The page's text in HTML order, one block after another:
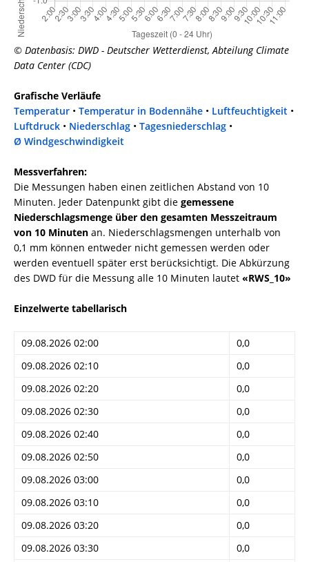
© Datenbasis: DWD - Deutscher Wetterdienst, Abteilung Climate
Data Center (CDC)
Grafische Verläufe
Temperatur • Temperatur in Bodennähe • Luftfeuchtigkeit •
Luftdruck • Niederschlag • Tagesniederschlag •
Ø Windgeschwindigkeit
Messverfahren:
Die Messungen haben einen zeitlichen Abstand von 10
Minuten. Jeder Datenpunkt gibt die gemessene
Niederschlagsmenge über den gesamten Messzeitraum
von 10 Minuten an. Niederschlagsmengen unterhalb von
0,1 mm können entweder nicht gemessen werden oder
werden eventuell später erst berücksichtigt. Die Abkürzung
des DWD für die Messung alle 10 Minuten lautet «RWS_10»
Einzelwerte tabellarisch
09.08.2026 02:00
0,0
09.08.2026 02:10
0,0
09.08.2026 02:20
0,0
09.08.2026 02:30
0,0
09.08.2026 02:40
0,0
09.08.2026 02:50
0,0
09.08.2026 03:00
0,0
09.08.2026 03:10
0,0
09.08.2026 03:20
0,0
09.08.2026 03:30
0,0